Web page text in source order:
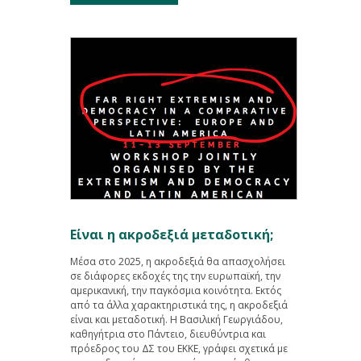
Είναι η ακροδεξιά μεταδοτική;
Μέσα στο 2025, η ακροδεξιά θα απασχολήσει
σε διάφορες εκδοχές της την ευρωπαϊκή, την
αμερικανική, την παγκόσμια κοινότητα. Εκτός
από τα άλλα χαρακτηριστικά της, η ακροδεξιά
είναι και μεταδοτική. Η Βασιλική Γεωργιάδου,
καθηγήτρια στο Πάντειο, διευθύντρια και
πρόεδρος του ΔΣ του ΕΚΚΕ, γράφει σχετικά με